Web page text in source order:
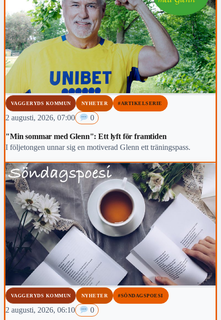
VAGGERYDS KOMMUN NYHETER #ARTIKELSERIE
2 augusti, 2026, 07:00 0
"Min sommar med Glenn": Ett lyft för framtiden
I följetongen unnar sig en motiverad Glenn ett träningspass.
VAGGERYDS KOMMUN NYHETER #SÖNDAGSPOESI
2 augusti, 2026, 06:10 0